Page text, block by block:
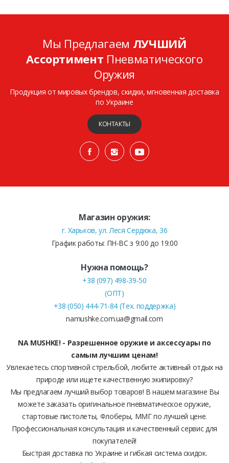
Мы Предлагаем ЛУЧШИЙ
Ассортимент Пневматического
Оружия
Продукция от мировых брендов, скидки, мгновенная доставка
по Украине
КОНТАКТЫ
Магазин оружия:
г. Харьков, ул. Леся Сердюка, 36
График работы: ПН-ВС з 9:00 до 19:00
Нужна помощь?
+38 (097) 498-39-50
(ОПТ)
+38 (050) 444-71-84 (Тех. поддержка)
namushke.com.ua@gmail.com
NA MUSHKE! - Разрешенное оружие и аксессуары по
самым лучшим ценам!
Увлекаетесь спортивной стрельбой, любите активный отдых на
природе или ищете качественную экипировку?
Мы предлагаем лучший выбор товаров! В нашем магазине Вы
можете заказать оригинальное пневматическое оружие,
стартовые пистолеты, Флоберы, ММГ по лучшей цене.
Профессиональная консультация и качественный сервис для
покупателей!
Быстрая доставка по Украине и гибкая система скидок.